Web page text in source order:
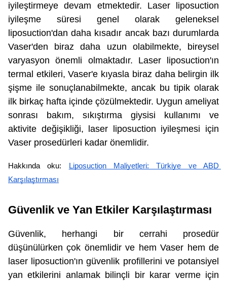
iyileştirmeye devam etmektedir. Laser liposuction
iyileşme süresi genel olarak geleneksel
liposuction'dan daha kısadır ancak bazı durumlarda
Vaser'den biraz daha uzun olabilmekte, bireysel
varyasyon önemli olmaktadır. Laser liposuction'ın
termal etkileri, Vaser'e kıyasla biraz daha belirgin ilk
şişme ile sonuçlanabilmekte, ancak bu tipik olarak
ilk birkaç hafta içinde çözülmektedir. Uygun ameliyat
sonrası bakım, sıkıştırma giysisi kullanımı ve
aktivite değişikliği, laser liposuction iyileşmesi için
Vaser prosedürleri kadar önemlidir.
Hakkında oku:
Liposuction Maliyetleri: Türkiye ve ABD
Karşılaştırması
Güvenlik ve Yan Etkiler Karşılaştırması
Güvenlik, herhangi bir cerrahi prosedür
düşünülürken çok önemlidir ve hem Vaser hem de
laser liposuction'ın güvenlik profillerini ve potansiyel
yan etkilerini anlamak bilinçli bir karar verme için